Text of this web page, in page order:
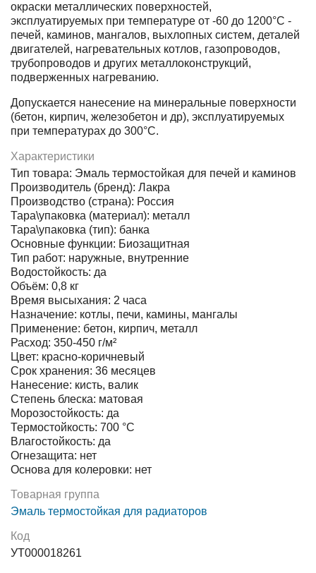
окраски металлических поверхностей,
эксплуатируемых при температуре от -60 до 1200°С -
печей, каминов, мангалов, выхлопных систем, деталей
двигателей, нагревательных котлов, газопроводов,
трубопроводов и других металлоконструкций,
подверженных нагреванию.
Допускается нанесение на минеральные поверхности
(бетон, кирпич, железобетон и др), эксплуатируемых
при температурах до 300°С.
Характеристики
Тип товара: Эмаль термостойкая для печей и каминов
Производитель (бренд): Лакра
Производство (страна): Россия
Тара\упаковка (материал): металл
Тара\упаковка (тип): банка
Основные функции: Биозащитная
Тип работ: наружные, внутренние
Водостойкость: да
Объём: 0,8 кг
Время высыхания: 2 часа
Назначение: котлы, печи, камины, мангалы
Применение: бетон, кирпич, металл
Расход: 350-450 г/м²
Цвет: красно-коричневый
Срок хранения: 36 месяцев
Нанесение: кисть, валик
Степень блеска: матовая
Морозостойкость: да
Термостойкость: 700 °С
Влагостойкость: да
Огнезащита: нет
Основа для колеровки: нет
Товарная группа
Эмаль термостойкая для радиаторов
Код
УТ000018261